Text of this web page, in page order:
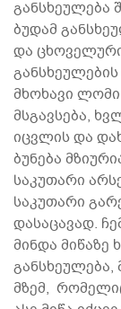
განსხეულება
ბუდამ
და
განსხეულების
მხოხავი
მსგავსება,
იცვლის და
ბუნება
საკუთარი
საკუთარი
დასაცავად.
მინდა მიწაზე
მზემ,